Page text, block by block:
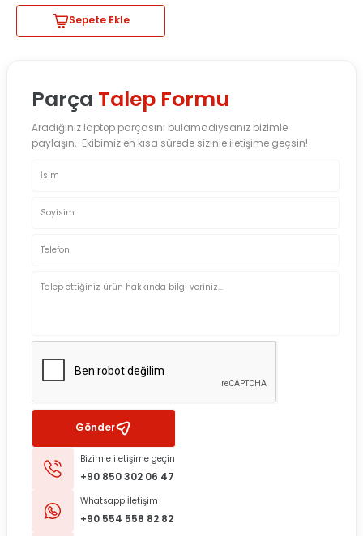
Sepete Ekle
Parça Talep Formu
Aradığınız laptop parçasını bulamadıysanız bizimle
paylaşın, Ekibimiz en kısa sürede sizinle iletişime geçsin!
Gönder
Bizimle iletişime geçin
+90 850 302 06 47
Whatsapp İletişim
+90 554 558 82 82